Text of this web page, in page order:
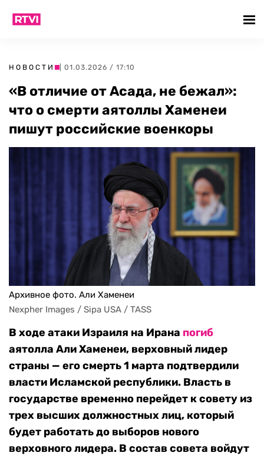
НОВОСТИ | 01.03.2026 / 17:10
«В отличие от Асада, не бежал»:
что о смерти аятоллы Хаменеи
пишут российские военкоры
Архивное фото. Али Хаменеи
Nexpher Images / Sipa USA / TASS
В ходе атаки Израиля на Ирана погиб
аятолла Али Хаменеи, верховный лидер
страны — его смерть 1 марта подтвердили
власти Исламской республики. Власть в
государстве временно перейдет к совету из
трех высших должностных лиц, который
будет работать до выборов нового
верховного лидера. В состав совета войдут